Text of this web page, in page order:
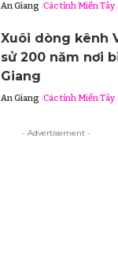
An Giang Các tỉnh Miền Tây
Xuôi dòng kênh
sử 200 năm nơi
Giang
An Giang Các tỉnh Miền Tây
- Advertisement -